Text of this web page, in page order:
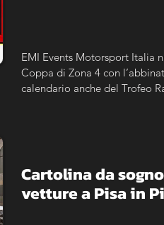
EMI Events Motorsport Italia
Coppa di Zona 4 con
calendario anche del Trofeo
Cartolina da
vetture a Pisa in